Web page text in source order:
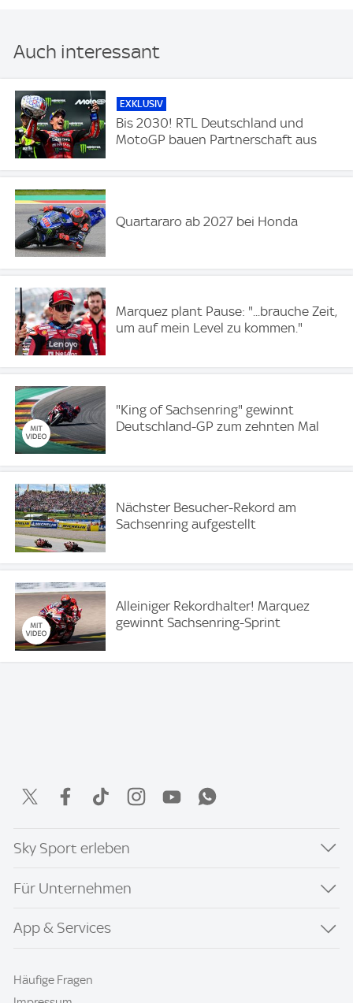
Auch interessant
EXKLUSIV
Bis 2030! RTL Deutschland und
MotoGP bauen Partnerschaft aus
Quartararo ab 2027 bei Honda
Marquez plant Pause: "...brauche Zeit,
um auf mein Level zu kommen."
"King of Sachsenring" gewinnt
Deutschland-GP zum zehnten Mal
Nächster Besucher-Rekord am
Sachsenring aufgestellt
Alleiniger Rekordhalter! Marquez
gewinnt Sachsenring-Sprint
Sky Sport erleben
Für Unternehmen
App & Services
Häufige Fragen